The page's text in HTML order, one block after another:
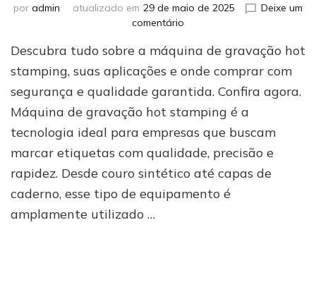
por admin atualizado em 29 de maio de 2025
Deixe um
comentário
que
investir
uma
máquina
gravação
hot
stamping
ser
Descubra tudo sobre a máquina de gravação hot
stamping, suas aplicações e onde comprar com
segurança e qualidade garantida. Confira agora.
Máquina de gravação hot stamping é a
tecnologia ideal para empresas que buscam
marcar etiquetas com qualidade, precisão e
rapidez. Desde couro sintético até capas de
caderno, esse tipo de equipamento é
amplamente utilizado …